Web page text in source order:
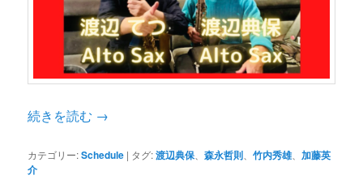
続きを読む →
カテゴリー:Schedule | タグ:渡辺典保 、森永哲則 、竹内秀雄、加藤英
介